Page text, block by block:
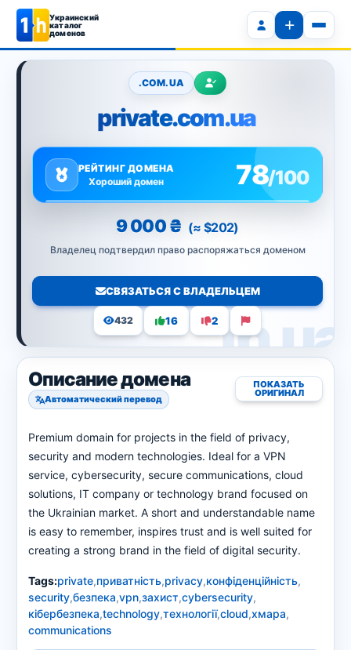
Украинский
каталог
доменов
.COM.UA
private.com.ua
РЕЙТИНГ ДОМЕНА
Хороший домен
78/100
9 000 ₴ (≈ $202)
Владелец подтвердил право распоряжаться доменом
СВЯЗАТЬСЯ С ВЛАДЕЛЬЦЕМ
432 16 2
Описание домена
Автоматический перевод
ПОКАЗАТЬ
ОРИГИНАЛ
Premium domain for projects in the field of privacy,
security and modern technologies. Ideal for a VPN
service, cybersecurity, secure communications, cloud
solutions, IT company or technology brand focused on
the Ukrainian market. A short and understandable name
is easy to remember, inspires trust and is well suited for
creating a strong brand in the field of digital security.
Tags:private,приватність,privacy,конфіденційність,
security,безпека,vpn,захист,cybersecurity,
кібербезпека,technology,технології,cloud,хмара,
communications